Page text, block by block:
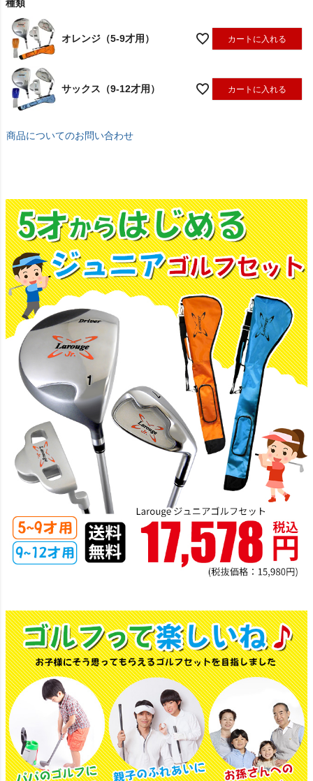
種類
オレンジ（5-9才用） カートに入れる
サックス（9-12才用） カートに入れる
商品についてのお問い合わせ